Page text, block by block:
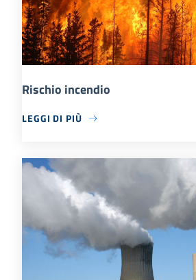
Rischio incendio
LEGGI DI PIÙ